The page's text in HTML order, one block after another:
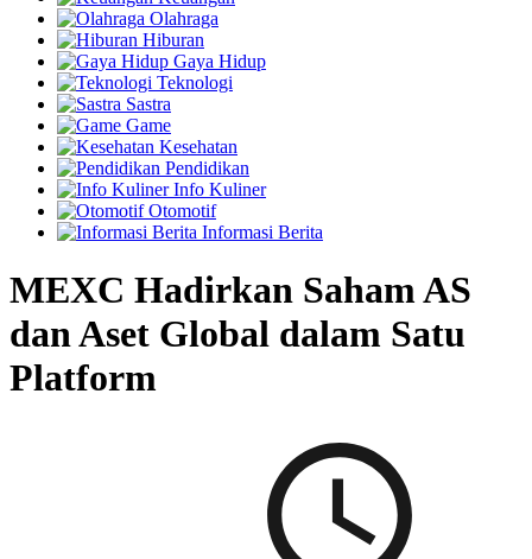
Olahraga
Hiburan
Gaya Hidup
Teknologi
Sastra
Game
Kesehatan
Pendidikan
Info Kuliner
Otomotif
Informasi Berita
MEXC Hadirkan Saham AS
dan Aset Global dalam Satu
Platform